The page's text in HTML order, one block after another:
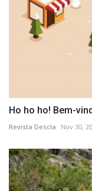
Ho ho ho! Bem-
Revista Descla Nov 30,